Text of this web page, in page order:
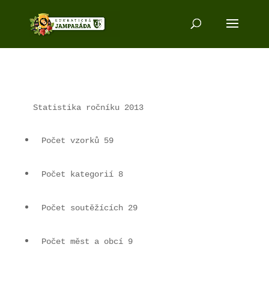
Statistika ročníku 2013
Počet vzorků 59
Počet kategorií 8
Počet soutěžících 29
Počet měst a obcí 9